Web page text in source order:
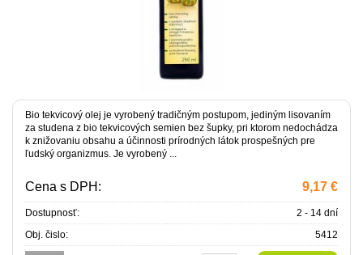
Bio tekvicový olej je vyrobený tradičným postupom, jediným lisovaním
za studena z bio tekvicových semien bez šupky, pri ktorom nedochádza
k znižovaniu obsahu a účinnosti prírodných látok prospešných pre
ľudský organizmus. Je vyrobený ...
Cena s DPH: 9,17 €
Dostupnosť:
2 - 14 dní
Obj. čislo:
5412